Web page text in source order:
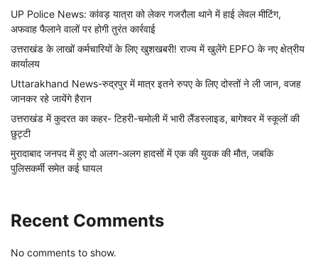
UP Police News: कांवड़ यात्रा को लेकर गजरौला थाने में हाई लेवल मीटिंग,
अफवाह फैलाने वालों पर होगी तुरंत कार्रवाई
उत्तराखंड के लाखों कर्मचारियों के लिए खुशखबरी! राज्य में खुलेंगे EPFO के नए क्षेत्रीय
कार्यालय
Uttarakhand News-रुद्रपुर में मात्र इतने रुपए के लिए दोस्तों ने ली जान, वजह
जानकर रहे जायेंगे हैरान
उत्तराखंड में कुदरत का कहर- टिहरी-चमोली में भारी लैंडस्लाइड, बागेश्वर में स्कूलों की
छुट्टी
मुरादाबाद जनपद में हुए दो अलग-अलग हादसों में एक की युवक की मौत, जबकि
पुलिसकर्मी समेत कई घायल
Recent Comments
No comments to show.